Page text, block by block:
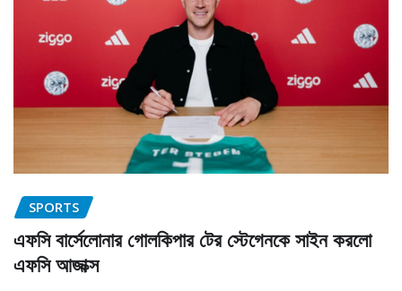
SPORTS
এফসি বার্সেলোনার গোলকিপার টের স্টেগেনকে সাইন করলো
এফসি আজাক্স